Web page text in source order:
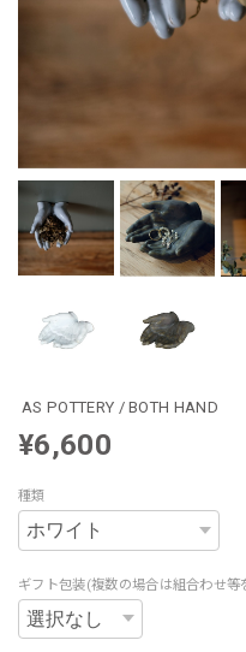
AS POTTERY / BOTH HAND
¥6,600
種類
ギフト包装(複数の場合は組合わせ等